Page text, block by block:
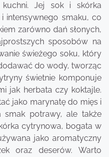
Jej sok i skórka
intensywnego smaku, co
zarówno dań słonych,
sposobów na
świeżego soku, który
do wody, tworząc
świetnie komponuje
jak herbata czy koktajle.
jako marynatę do mięs i
potrawy, ale także
cytrynowa, bogata w
jako aromatyczny
oraz deserów. Warto